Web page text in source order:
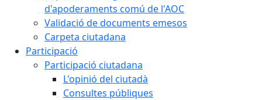
d'apoderaments comú de l'AOC
Validació de documents emesos
Carpeta ciutadana
Participació
Participació ciutadana
L'opinió del ciutadà
Consultes públiques